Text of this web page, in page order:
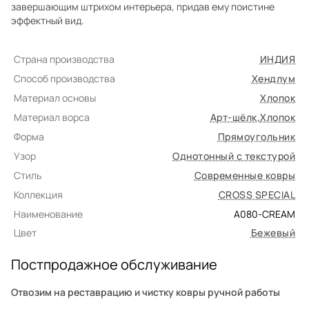
завершающим штрихом интерьера, придав ему поистине
эффектный вид.
Страна производства
ИНДИЯ
Способ производства
Хендлум
Материал основы
Хлопок
Материал ворса
Арт-шёлк,Хлопок
Форма
Прямоугольник
Узор
Однотонный с текстурой
Стиль
Современные ковры
Коллекция
CROSS SPEСIAL
Наименование
A080-CREAM
Цвет
Бежевый
Постпродажное обслуживание
Отвозим на реставрацию и чистку ковры ручной работы